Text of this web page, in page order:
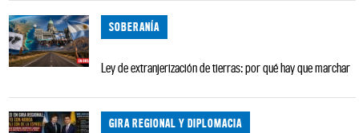
SOBERANÍA
Ley de extranjerización de tierras: por qué hay que marchar
GIRA REGIONAL Y DIPLOMACIA